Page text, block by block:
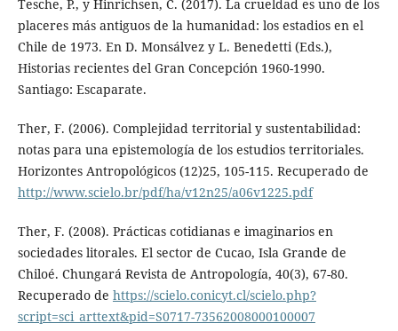
Tesche, P., y Hinrichsen, C. (2017). La crueldad es uno de los
placeres más antiguos de la humanidad: los estadios en el
Chile de 1973. En D. Monsálvez y L. Benedetti (Eds.),
Historias recientes del Gran Concepción 1960-1990.
Santiago: Escaparate.
Ther, F. (2006). Complejidad territorial y sustentabilidad:
notas para una epistemología de los estudios territoriales.
Horizontes Antropológicos (12)25, 105-115. Recuperado de
http://www.scielo.br/pdf/ha/v12n25/a06v1225.pdf
Ther, F. (2008). Prácticas cotidianas e imaginarios en
sociedades litorales. El sector de Cucao, Isla Grande de
Chiloé. Chungará Revista de Antropología, 40(3), 67-80.
Recuperado de https://scielo.conicyt.cl/scielo.php?
script=sci_arttext&pid=S0717-73562008000100007